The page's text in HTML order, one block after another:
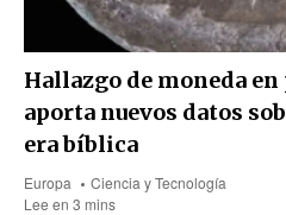
Hallazgo de moneda
aporta nuevos datos
era bíblica
Europa
Ciencia y Tecnología
Lee en 3 mins